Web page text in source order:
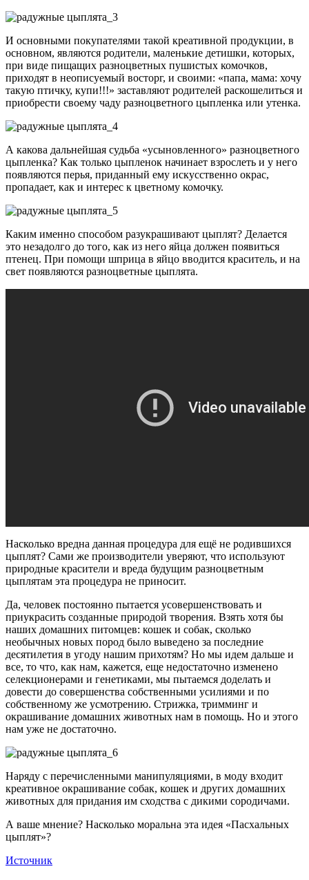
И основными покупателями такой креативной продукции, в
основном, являются родители, маленькие детишки, которых,
при виде пищащих разноцветных пушистых комочков,
приходят в неописуемый восторг, и своими: «папа, мама: хочу
такую птичку, купи!!!» заставляют родителей раскошелиться и
приобрести своему чаду разноцветного цыпленка или утенка.
А какова дальнейшая судьба «усыновленного» разноцветного
цыпленка? Как только цыпленок начинает взрослеть и у него
появляются перья, приданный ему искусственно окрас,
пропадает, как и интерес к цветному комочку.
Каким именно способом разукрашивают цыплят? Делается
это незадолго до того, как из него яйца должен появиться
птенец. При помощи шприца в яйцо вводится краситель, и на
свет появляются разноцветные цыплята.
Насколько вредна данная процедура для ещё не родившихся
цыплят? Сами же производители уверяют, что используют
природные красители и вреда будущим разноцветным
цыплятам эта процедура не приносит.
Да, человек постоянно пытается усовершенствовать и
приукрасить созданные природой творения. Взять хотя бы
наших домашних питомцев: кошек и собак, сколько
необычных новых пород было выведено за последние
десятилетия в угоду нашим прихотям? Но мы идем дальше и
все, то что, как нам, кажется, еще недостаточно изменено
селекционерами и генетиками, мы пытаемся доделать и
довести до совершенства собственными усилиями и по
собственному же усмотрению. Стрижка, тримминг и
окрашивание домашних животных нам в помощь. Но и этого
нам уже не достаточно.
Наряду с перечисленными манипуляциями, в моду входит
креативное окрашивание собак, кошек и других домашних
животных для придания им сходства с дикими сородичами.
А ваше мнение? Насколько моральна эта идея «Пасхальных
цыплят»?
Источник